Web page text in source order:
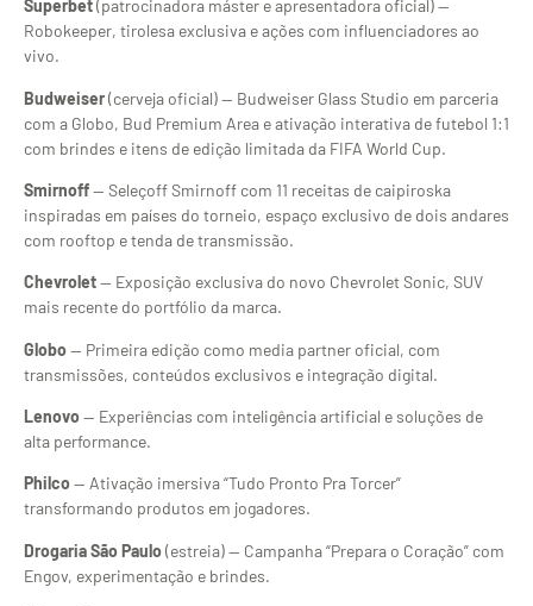
Superbet(patrocinadora máster e apresentadora oficial) —
Robokeeper, tirolesa exclusiva e ações com influenciadores ao
vivo.
Budweiser(cerveja oficial) — Budweiser Glass Studio em parceria
com a Globo, Bud Premium Area e ativação interativa de futebol 1:1
com brindes e itens de edição limitada da FIFA World Cup.
Smirnoff— Seleçoff Smirnoff com 11 receitas de caipiroska
inspiradas em países do torneio, espaço exclusivo de dois andares
com rooftop e tenda de transmissão.
Chevrolet— Exposição exclusiva do novo Chevrolet Sonic, SUV
mais recente do portfólio da marca.
Globo— Primeira edição como media partner oficial, com
transmissões, conteúdos exclusivos e integração digital.
Lenovo— Experiências com inteligência artificial e soluções de
alta performance.
Philco— Ativação imersiva “Tudo Pronto Pra Torcer”
transformando produtos em jogadores.
Drogaria São Paulo(estreia) — Campanha “Prepara o Coração” com
Engov, experimentação e brindes.